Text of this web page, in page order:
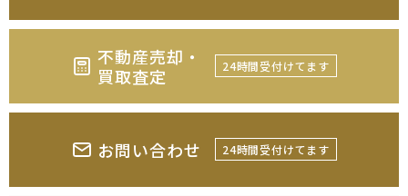
不動産売却・
買取査定
24時間受付けてます
お問い合わせ 24時間受付けてます